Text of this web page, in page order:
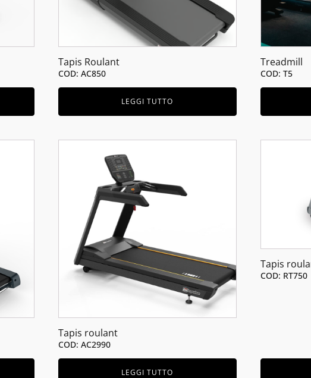
Tapis Roulant
COD: AC850
LEGGI TUTTO
Treadmill
COD: T5
Tapis roulant
COD: AC2990
LEGGI TUTTO
Tapis
COD: RT750